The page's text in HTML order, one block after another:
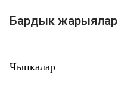
Бардык жарыялар
Чыпкалар